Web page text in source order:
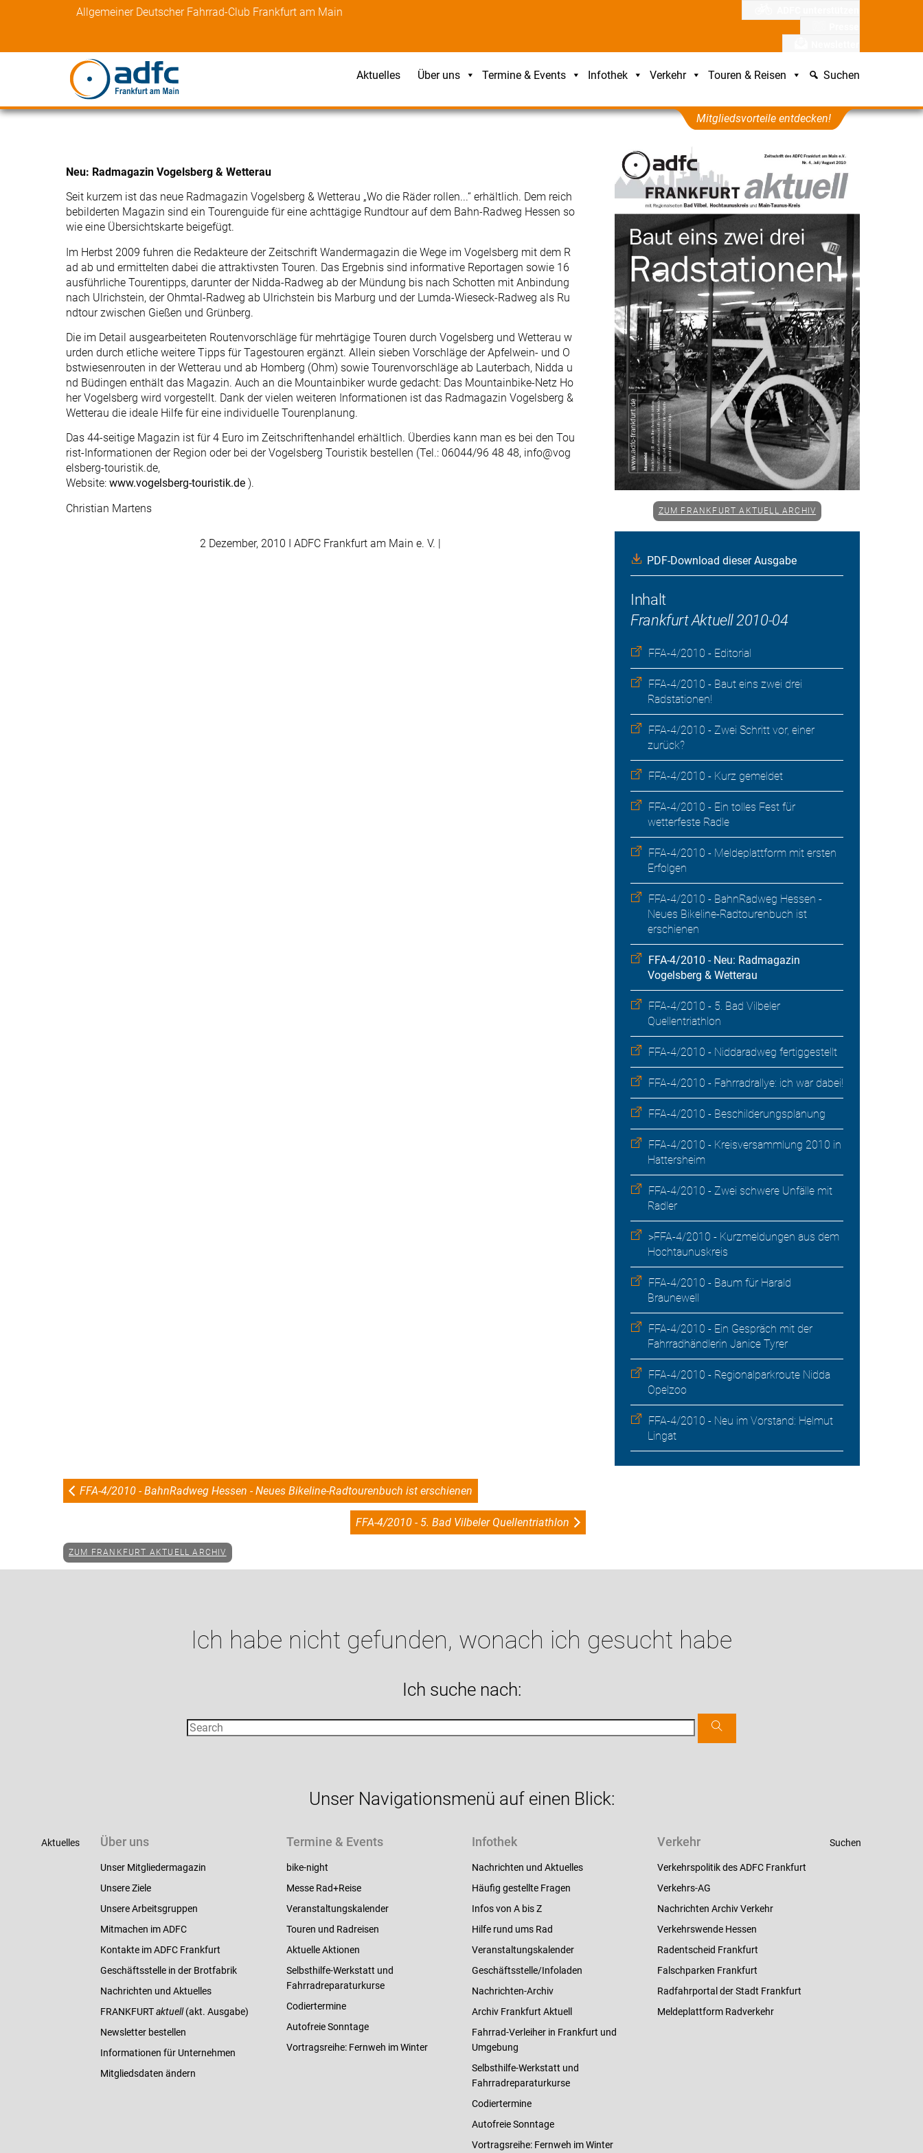
Allgemeiner Deutscher Fahrrad-Club Frankfurt am Main
Aktuelles Über uns Termine & Events Infothek Verkehr Touren & Reisen Suchen
Mitgliedsvorteile entdecken!
Neu: Radmagazin Vogelsberg & Wetterau
Seit kurzem ist das neue Radmagazin Vogelsberg & Wetterau „Wo die Räder rollen...“ erhältlich. Dem reich
bebilderten Magazin sind ein Tourenguide für eine achttägige Rundtour auf dem Bahn-Radweg Hessen so
wie eine Übersichtskarte beigefügt.
Im Herbst 2009 fuhren die Redakteure der Zeitschrift Wandermagazin die Wege im Vogelsberg mit dem R
ad ab und ermittelten dabei die attraktivsten Touren. Das Ergebnis sind informative Reportagen sowie 16
ausführliche Tourentipps, darunter der Nidda-Radweg ab der Mündung bis nach Schotten mit Anbindung
nach Ulrichstein, der Ohmtal-Radweg ab Ulrichstein bis Marburg und der Lumda-Wieseck-Radweg als Ru
ndtour zwischen Gießen und Grünberg.
Die im Detail ausgearbeiteten Routenvorschläge für mehrtägige Touren durch Vogelsberg und Wetterau w
urden durch etliche weitere Tipps für Tagestouren ergänzt. Allein sieben Vorschläge der Apfelwein- und O
bstwiesenrouten in der Wetterau und ab Homberg (Ohm) sowie Tourenvorschläge ab Lauterbach, Nidda u
nd Büdingen enthält das Magazin. Auch an die Mountainbiker wurde gedacht: Das Mountainbike-Netz Ho
her Vogelsberg wird vorgestellt. Dank der vielen weiteren Informationen ist das Radmagazin Vogelsberg &
Wetterau die ideale Hilfe für eine individuelle Tourenplanung.
Das 44-seitige Magazin ist für 4 Euro im Zeitschriftenhandel erhältlich. Überdies kann man es bei den Tou
rist-Informationen der Region oder bei der Vogelsberg Touristik bestellen (Tel.: 06044/96 48 48, info@vog
elsberg-touristik.de,
Website: www.vogelsberg-touristik.de ).
Christian Martens
2 Dezember, 2010 I ADFC Frankfurt am Main e. V. |
ZUM FRANKFURT AKTUELL ARCHIV
PDF-Download dieser Ausgabe
Inhalt
Frankfurt Aktuell 2010-04
FFA-4/2010 - Editorial
FFA-4/2010 - Baut eins zwei drei
Radstationen!
FFA-4/2010 - Zwei Schritt vor, einer
zurück?
FFA-4/2010 - Kurz gemeldet
FFA-4/2010 - Ein tolles Fest für
wetterfeste Radle
FFA-4/2010 - Meldeplattform mit ersten
Erfolgen
FFA-4/2010 - BahnRadweg Hessen -
Neues Bikeline-Radtourenbuch ist
erschienen
FFA-4/2010 - Neu: Radmagazin
Vogelsberg & Wetterau
FFA-4/2010 - 5. Bad Vilbeler
Quellentriathlon
FFA-4/2010 - Niddaradweg fertiggestellt
FFA-4/2010 - Fahrradrallye: ich war dabei!
FFA-4/2010 - Beschilderungsplanung
FFA-4/2010 - Kreisversammlung 2010 in
Hattersheim
FFA-4/2010 - Zwei schwere Unfälle mit
Radler
>FFA-4/2010 - Kurzmeldungen aus dem
Hochtaunuskreis
FFA-4/2010 - Baum für Harald
Braunewell
FFA-4/2010 - Ein Gespräch mit der
Fahrradhändlerin Janice Tyrer
FFA-4/2010 - Regionalparkroute Nidda 
Opelzoo
FFA-4/2010 - Neu im Vorstand: Helmut
Lingat
FFA-4/2010 - BahnRadweg Hessen - Neues Bikeline-Radtourenbuch ist erschienen
FFA-4/2010 - 5. Bad Vilbeler Quellentriathlon
ZUM FRANKFURT AKTUELL ARCHIV
Ich habe nicht gefunden, wonach ich gesucht habe
Ich suche nach:
Unser Navigationsmenü auf einen Blick:
Aktuelles Über uns
Unser Mitgliedermagazin
Unsere Ziele
Unsere Arbeitsgruppen
Mitmachen im ADFC
Kontakte im ADFC Frankfurt
Geschäftsstelle in der Brotfabrik
Nachrichten und Aktuelles
FRANKFURTaktuell(akt. Ausgabe)
Newsletter bestellen
Informationen für Unternehmen
Mitgliedsdaten ändern
Termine & Events
bike-night
Messe Rad+Reise
Veranstaltungskalender
Touren und Radreisen
Aktuelle Aktionen
Selbsthilfe-Werkstatt und
Fahrradreparaturkurse
Codiertermine
Autofreie Sonntage
Vortragsreihe: Fernweh im Winter
Infothek
Nachrichten und Aktuelles
Häufig gestellte Fragen
Infos von A bis Z
Hilfe rund ums Rad
Veranstaltungskalender
Geschäftsstelle/Infoladen
Nachrichten-Archiv
Archiv Frankfurt Aktuell
Fahrrad-Verleiher in Frankfurt und
Umgebung
Selbsthilfe-Werkstatt und
Fahrradreparaturkurse
Codiertermine
Autofreie Sonntage
Vortragsreihe: Fernweh im Winter
Verkehr
Verkehrspolitik des ADFC Frankfurt
Verkehrs-AG
Nachrichten Archiv Verkehr
Verkehrswende Hessen
Radentscheid Frankfurt
Falschparken Frankfurt
Radfahrportal der Stadt Frankfurt
Meldeplattform Radverkehr
Suchen